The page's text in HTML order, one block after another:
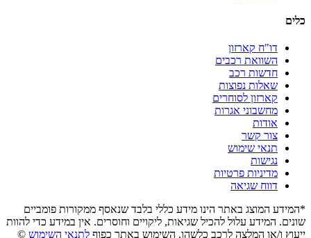
כלים
דו"ח קארזון
השוואת רכבים
חדשות רכב
שאלות נפוצות
קארזון לסוחרים
מחשבוני אגרות
אודות
צור קשר
תנאי שימוש
נגישות
מדיניות פרטיות
דווח שגיאה
*המידע המוצג באתר הינו מידע כללי בלבד שנאסף ממקורות פומביים
שונים. המידע עלול להכיל שגיאות, ליקויים וחוסרים. אין במידע כדי להוות
ייעוץ ו/או המלצה לרכב כלשהו. השימוש באתר כפוף לתנאי השימוש ©